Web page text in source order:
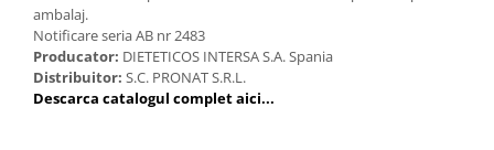
ambalaj.
Notificare seria AB nr 2483
Producator: DIETETICOS INTERSA S.A. Spania
Distribuitor: S.C. PRONAT S.R.L.
Descarca catalogul complet aici...